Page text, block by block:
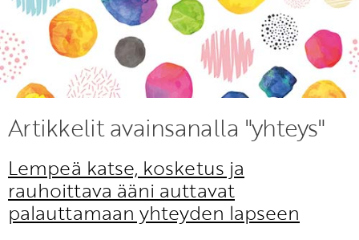
Salasana
Unohtuiko salasana?
KIRJAUDU SISÄÄN
Etkö ole vielä Varhaiskasvatuksen Tietopalvelun
jäsen?
Liity tästä!
Artikkelit avainsanalla "yhteys"
Lempeä katse, kosketus ja
rauhoittava ääni auttavat
palauttamaan yhteyden lapseen